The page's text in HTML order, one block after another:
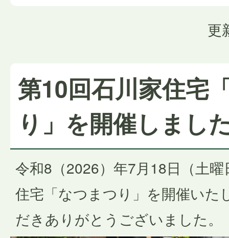
更
第10回石川家住宅
り」を開催しまし
令和8（2026）年7月18日（土
住宅「なつまつり」を開催いた
だきありがとうございました。